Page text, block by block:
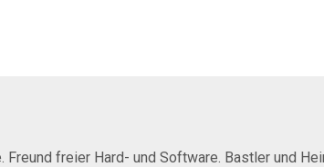
Freund freier Hard- und Software. Bastler und